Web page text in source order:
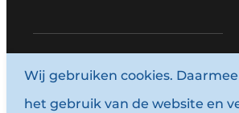
www.louwersmediagroep.com
© 1987 - 2026
Wij gebruiken cookies.
het gebruik van de website en